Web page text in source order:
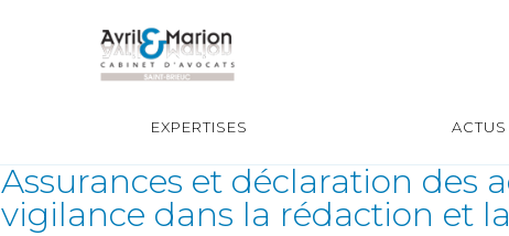
EXPERTISES ACTUS
Assurances et déclaration des
vigilance dans la rédaction et